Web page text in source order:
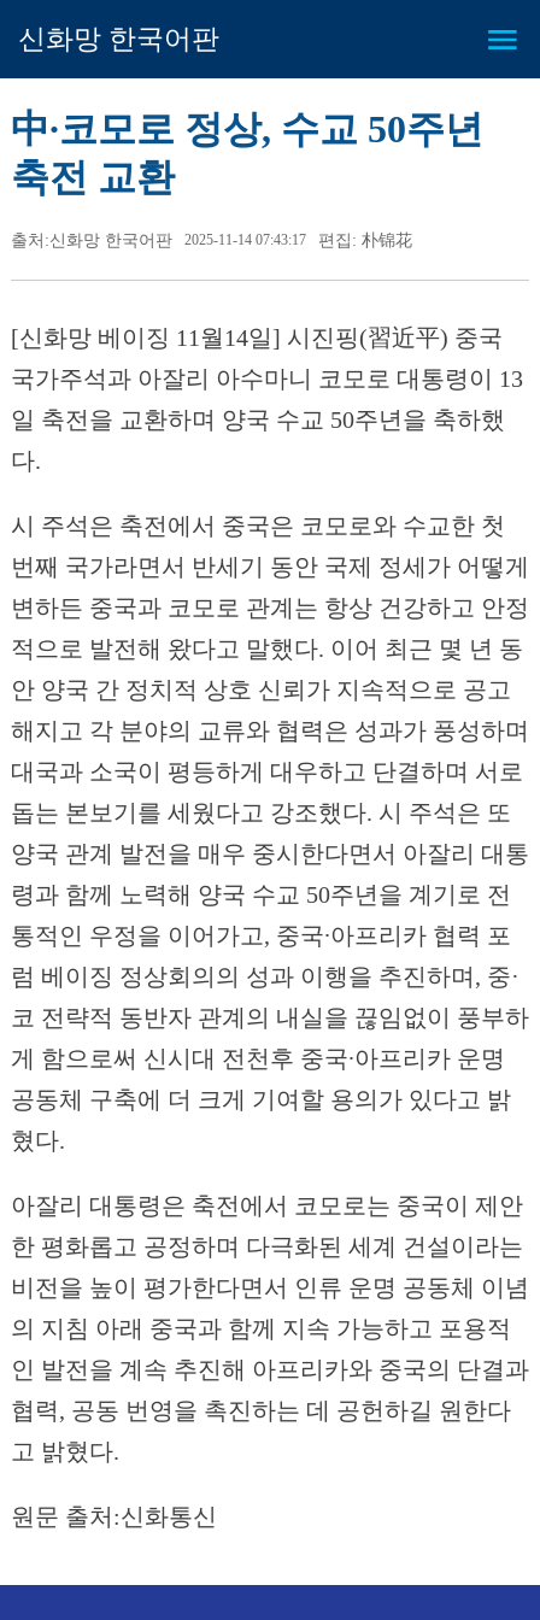
신화망 한국어판
中∙코모로 정상, 수교 50주년
축전 교환
출처:신화망 한국어판 2025-11-14 07:43:17 편집: 朴锦花
[신화망 베이징 11월14일] 시진핑(習近平) 중국
국가주석과 아잘리 아수마니 코모로 대통령이 13
일 축전을 교환하며 양국 수교 50주년을 축하했
다.
시 주석은 축전에서 중국은 코모로와 수교한 첫
번째 국가라면서 반세기 동안 국제 정세가 어떻게
변하든 중국과 코모로 관계는 항상 건강하고 안정
적으로 발전해 왔다고 말했다. 이어 최근 몇 년 동
안 양국 간 정치적 상호 신뢰가 지속적으로 공고
해지고 각 분야의 교류와 협력은 성과가 풍성하며
대국과 소국이 평등하게 대우하고 단결하며 서로
돕는 본보기를 세웠다고 강조했다. 시 주석은 또
양국 관계 발전을 매우 중시한다면서 아잘리 대통
령과 함께 노력해 양국 수교 50주년을 계기로 전
통적인 우정을 이어가고, 중국∙아프리카 협력 포
럼 베이징 정상회의의 성과 이행을 추진하며, 중·
코 전략적 동반자 관계의 내실을 끊임없이 풍부하
게 함으로써 신시대 전천후 중국∙아프리카 운명
공동체 구축에 더 크게 기여할 용의가 있다고 밝
혔다.
아잘리 대통령은 축전에서 코모로는 중국이 제안
한 평화롭고 공정하며 다극화된 세계 건설이라는
비전을 높이 평가한다면서 인류 운명 공동체 이념
의 지침 아래 중국과 함께 지속 가능하고 포용적
인 발전을 계속 추진해 아프리카와 중국의 단결과
협력, 공동 번영을 촉진하는 데 공헌하길 원한다
고 밝혔다.
원문 출처:신화통신